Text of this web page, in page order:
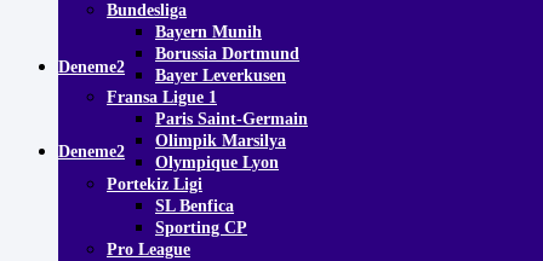
Bundesliga
Bayern Munih
Borussia Dortmund
Bayer Leverkusen
Fransa Ligue 1
Paris Saint-Germain
Olimpik Marsilya
Olympique Lyon
Portekiz Ligi
SL Benfica
Sporting CP
Pro League
Deneme2
Deneme2